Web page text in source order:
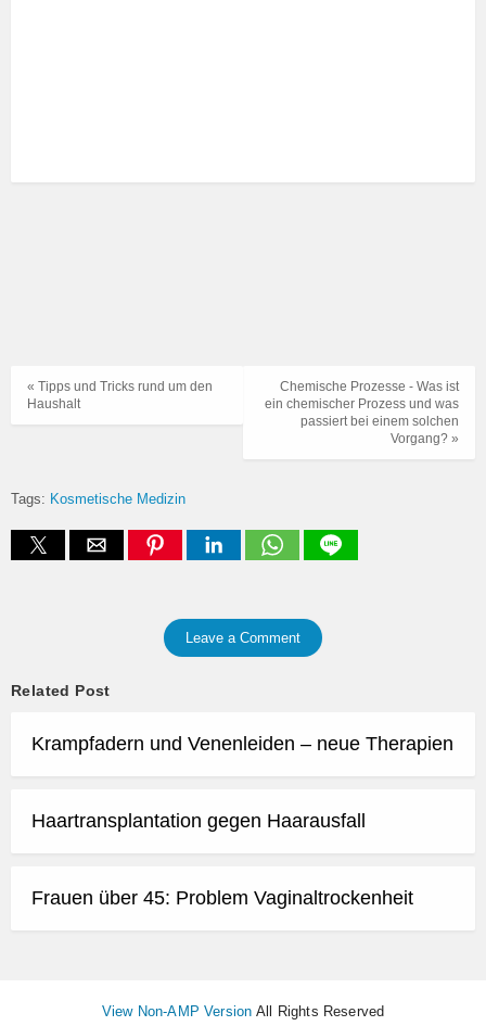
Chemische Prozesse - Was ist
ein chemischer Prozess und was
passiert bei einem solchen
Vorgang? »
« Tipps und Tricks rund um den
Haushalt
Tags: Kosmetische Medizin
Leave a Comment
Related Post
Krampfadern und Venenleiden – neue Therapien
Haartransplantation gegen Haarausfall
Frauen über 45: Problem Vaginaltrockenheit
View Non-AMP Version All Rights Reserved